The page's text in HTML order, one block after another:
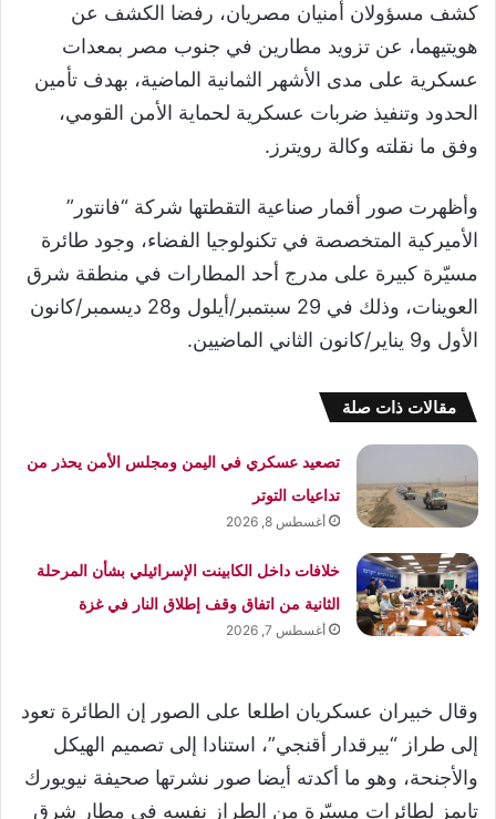
كشف مسؤولان أمنيان مصريان، رفضا الكشف عن
هويتيهما، عن تزويد مطارين في جنوب مصر بمعدات
عسكرية على مدى الأشهر الثمانية الماضية، بهدف تأمين
الحدود وتنفيذ ضربات عسكرية لحماية الأمن القومي،
وفق ما نقلته وكالة رويترز.
وأظهرت صور أقمار صناعية التقطتها شركة “فانتور”
الأميركية المتخصصة في تكنولوجيا الفضاء، وجود طائرة
مسيّرة كبيرة على مدرج أحد المطارات في منطقة شرق
العوينات، وذلك في 29 سبتمبر/أيلول و28 ديسمبر/كانون
الأول و9 يناير/كانون الثاني الماضيين.
مقالات ذات صلة
تصعيد عسكري في اليمن ومجلس الأمن يحذر من
تداعيات التوتر
أغسطس 8, 2026
خلافات داخل الكابينت الإسرائيلي بشأن المرحلة
الثانية من اتفاق وقف إطلاق النار في غزة
أغسطس 7, 2026
وقال خبيران عسكريان اطلعا على الصور إن الطائرة تعود
إلى طراز “بيرقدار أقنجي”، استنادا إلى تصميم الهيكل
والأجنحة، وهو ما أكدته أيضا صور نشرتها صحيفة نيويورك
تايمز لطائرات مسيّرة من الطراز نفسه في مطار شرق